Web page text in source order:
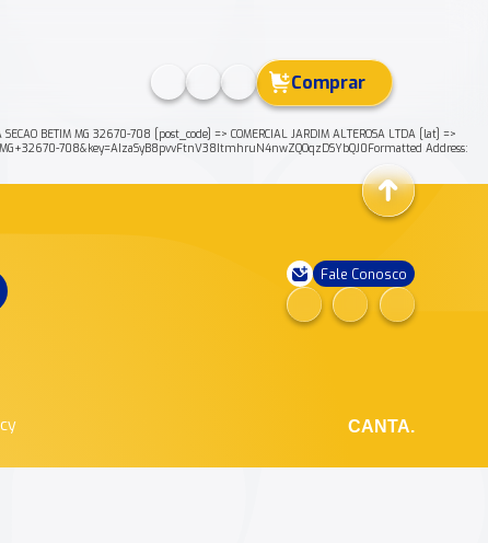
Comprar
BETIM MG 32670-708 [post_code] => COMERCIAL JARDIM ALTEROSA LTDA [lat] =>
708&key=AIzaSyB8pvvFtnV38ItmhruN4nwZQOqzDSYbQJ0Formatted Address:
Fale Conosco
CANTA.